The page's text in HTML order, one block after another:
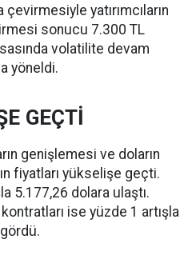
çevirmesiyle yatırımcıların
sonucu 7.300 TL
volatilite devam
yöneldi.
GEÇTİ
genişlemesi ve doların
fiyatları yükselişe geçti.
5.177,26 dolara ulaştı.
ise yüzde 1 artışla